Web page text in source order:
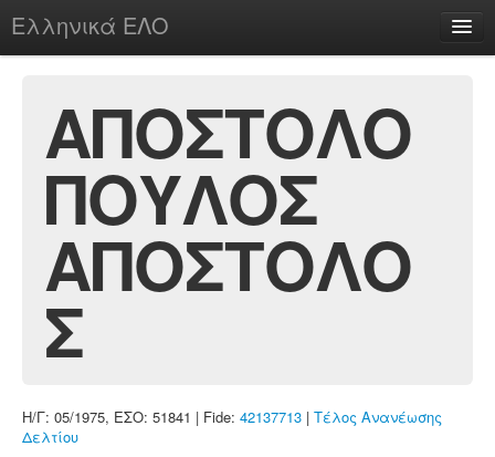
Ελληνικά ΕΛΟ
chesstu.be @ discord
Login
ΑΠΟΣΤΟΛΟ
ΠΟΥΛΟΣ
ΑΠΟΣΤΟΛΟ
Σ
Η/Γ: 05/1975, ΕΣΟ: 51841 | Fide: 42137713 | Τέλος Ανανέωσης
Δελτίου